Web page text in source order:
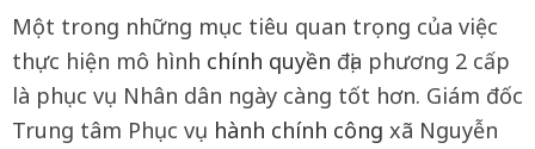
Một trong những mục tiêu quan trọng của việc
thực hiện mô hình chính quyền địa phương 2 cấp
là phục vụ Nhân dân ngày càng tốt hơn. Giám đốc
Trung tâm Phục vụ hành chính công xã Nguyễn